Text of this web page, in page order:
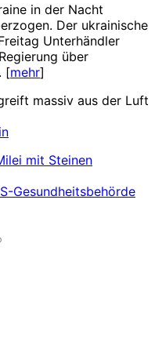
in der Nacht
Der ukrainische
Unterhändler
über
[mehr]
massiv aus der Luft
mit Steinen
Gesundheitsbehörde